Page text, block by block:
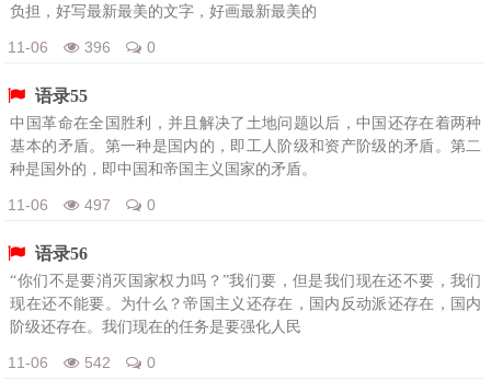
负担，好写最新最美的文字，好画最新最美的
11-06 396 0
语录55
中国革命在全国胜利，并且解决了土地问题以后，中国还存在着两种
基本的矛盾。第一种是国内的，即工人阶级和资产阶级的矛盾。第二
种是国外的，即中国和帝国主义国家的矛盾。
11-06 497 0
语录56
“你们不是要消灭国家权力吗？”我们要，但是我们现在还不要，我们
现在还不能要。为什么？帝国主义还存在，国内反动派还存在，国内
阶级还存在。我们现在的任务是要强化人民
11-06 542 0